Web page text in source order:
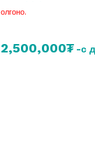
олгоно.
2,500,000₮ -с